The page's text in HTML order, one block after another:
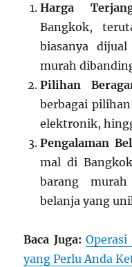
Harga
Bangkok,
biasanya
murah
Pilihan
berbagai
elektronik,
Pengalaman
mal di
barang
belanja yang
Baca Juga:
yang Perlu Anda